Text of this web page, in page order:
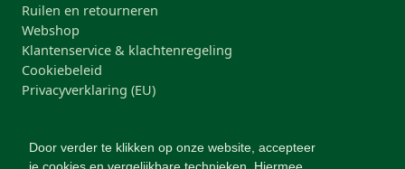
Door verder te klikken op onze website, accepteer
Ruilen en retourneren
Webshop
Klantenservice & klachtenregeling
Cookiebeleid
Privacyverklaring (EU)